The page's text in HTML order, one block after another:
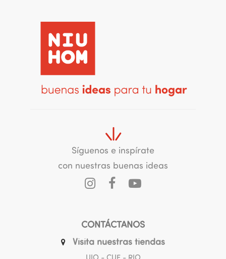
Síguenos e inspírate
con nuestras buenas ideas
CONTÁCTANOS
Visita nuestras tiendas